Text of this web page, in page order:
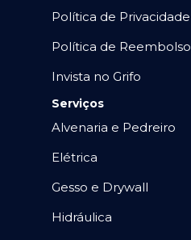
Política de Privacidade
Política de Reembolso
Invista no Grifo
Serviços
Alvenaria e Pedreiro
Elétrica
Gesso e Drywall
Hidráulica